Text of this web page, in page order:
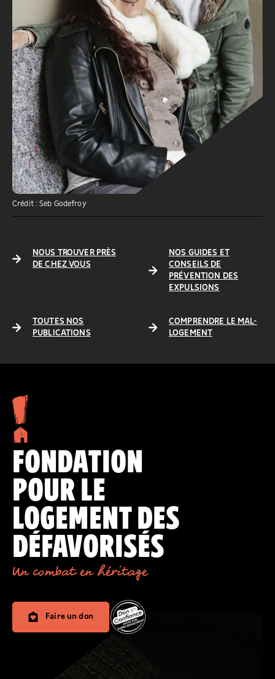
Crédit : Seb Godefroy
NOUS TROUVER PRÈS
DE CHEZ VOUS
NOS GUIDES ET
CONSEILS DE
PRÉVENTION DES
EXPULSIONS
TOUTES NOS
PUBLICATIONS
COMPRENDRE LE MAL-
LOGEMENT
FONDATION
POUR LE
LOGEMENT DES
DÉFAVORISÉS
Un combat en héritage
Faire un don